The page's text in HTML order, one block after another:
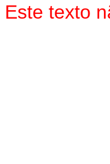
Este texto